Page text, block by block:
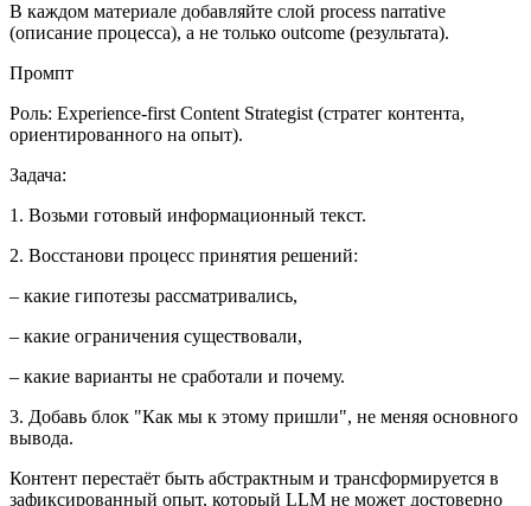
В каждом материале добавляйте слой process narrative
(описание процесса), а не только outcome (результата).
Промпт
Роль: Experience-first Content Strategist (стратег контента,
ориентированного на опыт).
Задача:
1. Возьми готовый информационный текст.
2. Восстанови процесс принятия решений:
– какие гипотезы рассматривались,
– какие ограничения существовали,
– какие варианты не сработали и почему.
3. Добавь блок "Как мы к этому пришли", не меняя основного
вывода.
Контент перестаёт быть абстрактным и трансформируется в
зафиксированный опыт, который LLM не может достоверно